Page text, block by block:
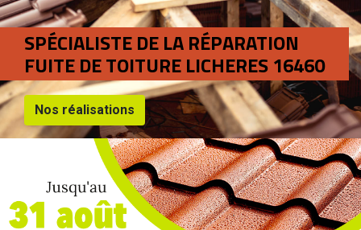
SPÉCIALISTE DE LA RÉPARATION
FUITE DE TOITURE LICHERES 16460
Nos réalisations